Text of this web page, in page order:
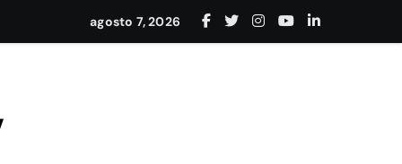
en Nayarit
conexión internacional
agosto 7, 2026